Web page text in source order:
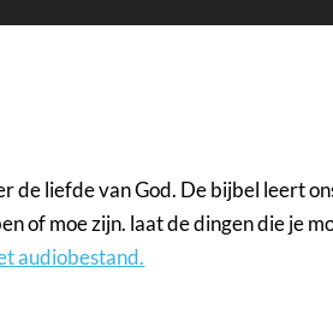
de liefde van God. De bijbel leert
of moe zijn. laat de dingen die je
audiobestand.